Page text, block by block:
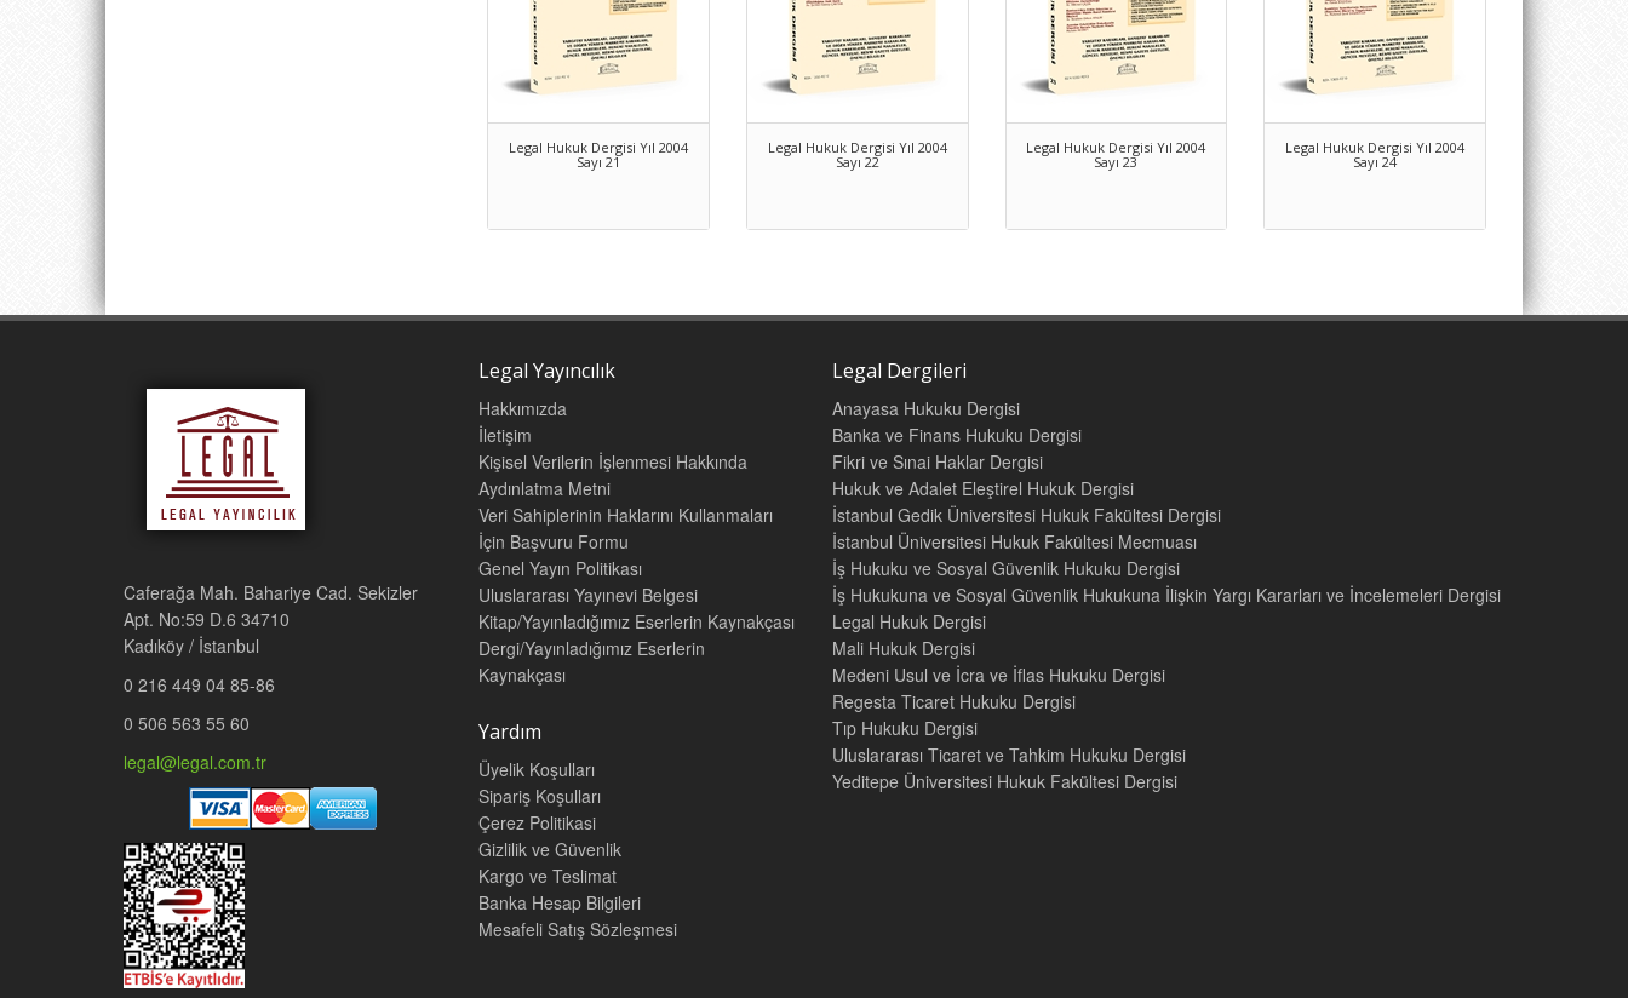
Legal Hukuk Dergisi Yıl 2004
Sayı 21
Legal Hukuk Dergisi Yıl 2004
Sayı 22
Legal Hukuk Dergisi Yıl 2004
Sayı 23
Legal Hukuk Dergisi Yıl 2004
Sayı 24
Caferağa Mah. Bahariye Cad. Sekizler
Apt. No:59 D.6 34710
Kadıköy / İstanbul
0 216 449 04 85-86
0 506 563 55 60
legal@legal.com.tr
Legal Yayıncılık
Hakkımızda
İletişim
Kişisel Verilerin İşlenmesi Hakkında
Aydınlatma Metni
Veri Sahiplerinin Haklarını Kullanmaları
İçin Başvuru Formu
Genel Yayın Politikası
Uluslararası Yayınevi Belgesi
Kitap/Yayınladığımız Eserlerin Kaynakçası
Dergi/Yayınladığımız Eserlerin
Kaynakçası
Yardım
Üyelik Koşulları
Sipariş Koşulları
Çerez Politikasi
Gizlilik ve Güvenlik
Kargo ve Teslimat
Banka Hesap Bilgileri
Mesafeli Satış Sözleşmesi
Legal Dergileri
Anayasa Hukuku Dergisi
Banka ve Finans Hukuku Dergisi
Fikri ve Sınai Haklar Dergisi
Hukuk ve Adalet Eleştirel Hukuk Dergisi
İstanbul Gedik Üniversitesi Hukuk Fakültesi Dergisi
İstanbul Üniversitesi Hukuk Fakültesi Mecmuası
İş Hukuku ve Sosyal Güvenlik Hukuku Dergisi
İş Hukukuna ve Sosyal Güvenlik Hukukuna İlişkin Yargı Kararları ve İncelemeleri Dergisi
Legal Hukuk Dergisi
Mali Hukuk Dergisi
Medeni Usul ve İcra ve İflas Hukuku Dergisi
Regesta Ticaret Hukuku Dergisi
Tıp Hukuku Dergisi
Uluslararası Ticaret ve Tahkim Hukuku Dergisi
Yeditepe Üniversitesi Hukuk Fakültesi Dergisi